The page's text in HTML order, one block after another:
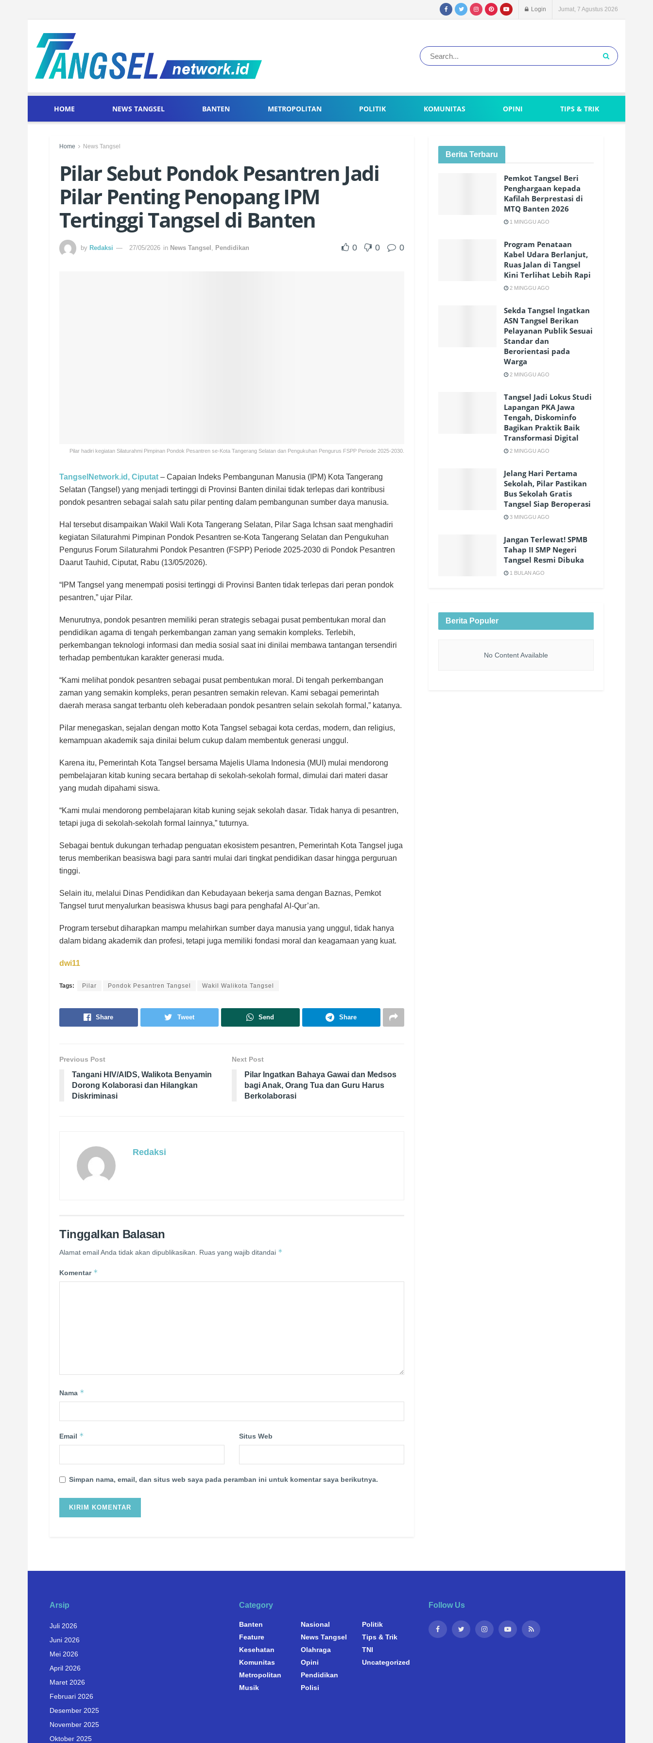
Login Jumat, 7 Agustus 2026
HOME NEWS TANGSEL BANTEN METROPOLITAN POLITIK KOMUNITAS OPINI TIPS & TRIK
Home News Tangsel
Pilar Sebut Pondok Pesantren Jadi
Pilar Penting Penopang IPM
Tertinggi Tangsel di Banten
by Redaksi 27/05/2026 in News Tangsel Pendidikan 0 0 0
Pilar hadiri kegiatan Silaturahmi Pimpinan Pondok Pesantren se-Kota Tangerang Selatan dan Pengukuhan Pengurus FSPP Periode 2025-2030.
TangselNetwork.id, Ciputat – Capaian Indeks Pembangunan Manusia (IPM) Kota Tangerang
Selatan (Tangsel) yang menjadi tertinggi di Provinsi Banten dinilai tidak terlepas dari kontribusi
pondok pesantren sebagai salah satu pilar penting dalam pembangunan sumber daya manusia.
Hal tersebut disampaikan Wakil Wali Kota Tangerang Selatan, Pilar Saga Ichsan saat menghadiri
kegiatan Silaturahmi Pimpinan Pondok Pesantren se-Kota Tangerang Selatan dan Pengukuhan
Pengurus Forum Silaturahmi Pondok Pesantren (FSPP) Periode 2025-2030 di Pondok Pesantren
Daarut Tauhid, Ciputat, Rabu (13/05/2026).
“IPM Tangsel yang menempati posisi tertinggi di Provinsi Banten tidak terlepas dari peran pondok
pesantren,” ujar Pilar.
Menurutnya, pondok pesantren memiliki peran strategis sebagai pusat pembentukan moral dan
pendidikan agama di tengah perkembangan zaman yang semakin kompleks. Terlebih,
perkembangan teknologi informasi dan media sosial saat ini dinilai membawa tantangan tersendiri
terhadap pembentukan karakter generasi muda.
“Kami melihat pondok pesantren sebagai pusat pembentukan moral. Di tengah perkembangan
zaman yang semakin kompleks, peran pesantren semakin relevan. Kami sebagai pemerintah
daerah merasa sangat terbantu oleh keberadaan pondok pesantren selain sekolah formal,” katanya.
Pilar menegaskan, sejalan dengan motto Kota Tangsel sebagai kota cerdas, modern, dan religius,
kemampuan akademik saja dinilai belum cukup dalam membentuk generasi unggul.
Karena itu, Pemerintah Kota Tangsel bersama Majelis Ulama Indonesia (MUI) mulai mendorong
pembelajaran kitab kuning secara bertahap di sekolah-sekolah formal, dimulai dari materi dasar
yang mudah dipahami siswa.
“Kami mulai mendorong pembelajaran kitab kuning sejak sekolah dasar. Tidak hanya di pesantren,
tetapi juga di sekolah-sekolah formal lainnya,” tuturnya.
Sebagai bentuk dukungan terhadap penguatan ekosistem pesantren, Pemerintah Kota Tangsel juga
terus memberikan beasiswa bagi para santri mulai dari tingkat pendidikan dasar hingga perguruan
tinggi.
Selain itu, melalui Dinas Pendidikan dan Kebudayaan bekerja sama dengan Baznas, Pemkot
Tangsel turut menyalurkan beasiswa khusus bagi para penghafal Al-Qur’an.
Program tersebut diharapkan mampu melahirkan sumber daya manusia yang unggul, tidak hanya
dalam bidang akademik dan profesi, tetapi juga memiliki fondasi moral dan keagamaan yang kuat.
dwi11
Tags: Pilar Pondok Pesantren Tangsel Wakil Walikota Tangsel
Share Tweet Send Share
Previous Post
Tangani HIV/AIDS, Walikota Benyamin
Dorong Kolaborasi dan Hilangkan
Diskriminasi
Next Post
Pilar Ingatkan Bahaya Gawai dan Medsos
bagi Anak, Orang Tua dan Guru Harus
Berkolaborasi
Redaksi
Tinggalkan Balasan
Alamat email Anda tidak akan dipublikasikan. Ruas yang wajib ditandai *
Komentar *
Nama *
Email * Situs Web
Simpan nama, email, dan situs web saya pada peramban ini untuk komentar saya berikutnya.
Berita Terbaru
Pemkot Tangsel Beri
Penghargaan kepada
Kafilah Berprestasi di
MTQ Banten 2026
1 MINGGU AGO
Program Penataan
Kabel Udara Berlanjut,
Ruas Jalan di Tangsel
Kini Terlihat Lebih Rapi
2 MINGGU AGO
Sekda Tangsel Ingatkan
ASN Tangsel Berikan
Pelayanan Publik Sesuai
Standar dan
Berorientasi pada
Warga
2 MINGGU AGO
Tangsel Jadi Lokus Studi
Lapangan PKA Jawa
Tengah, Diskominfo
Bagikan Praktik Baik
Transformasi Digital
2 MINGGU AGO
Jelang Hari Pertama
Sekolah, Pilar Pastikan
Bus Sekolah Gratis
Tangsel Siap Beroperasi
3 MINGGU AGO
Jangan Terlewat! SPMB
Tahap II SMP Negeri
Tangsel Resmi Dibuka
1 BULAN AGO
Berita Populer
No Content Available
Arsip
Juli 2026
Juni 2026
Mei 2026
April 2026
Maret 2026
Februari 2026
Desember 2025
November 2025
Oktober 2025
Category
Banten
Feature
Kesehatan
Komunitas
Metropolitan
Musik
Nasional
News Tangsel
Olahraga
Opini
Pendidikan
Polisi
Politik
Tips & Trik
TNI
Uncategorized
Follow Us